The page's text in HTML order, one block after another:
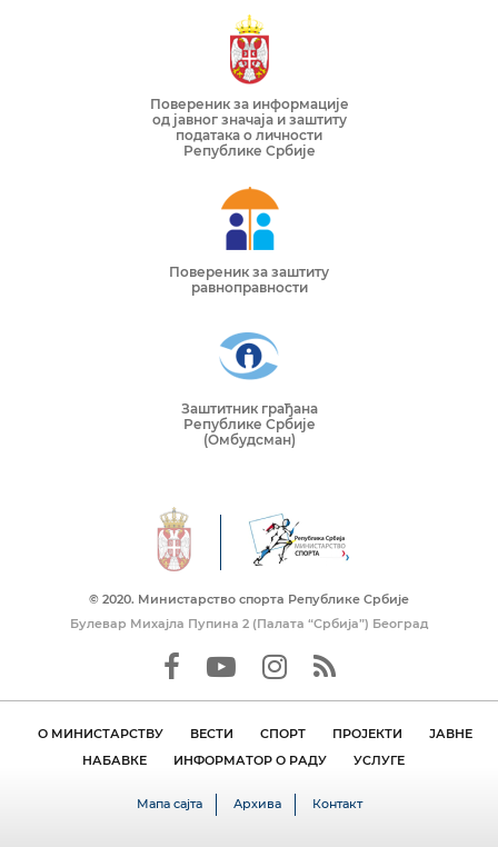
Повереник за информације
од јавног значаја и заштиту
података о личности
Републике Србије
Повереник за заштиту
равноправности
Заштитник грађана
Републике Србије
(Омбудсман)
© 2020. Mинистарство спорта Републике Србије
Булевар Михајла Пупина 2 (Палата “Србија”) Београд
О МИНИСТАРСТВУ ВЕСТИ СПОРТ ПРОЈЕКТИ
ЈАВНЕ
НАБАВКЕ
ИНФОРМАТОР О РАДУ УСЛУГЕ
Мапа сајта Архива Контакт